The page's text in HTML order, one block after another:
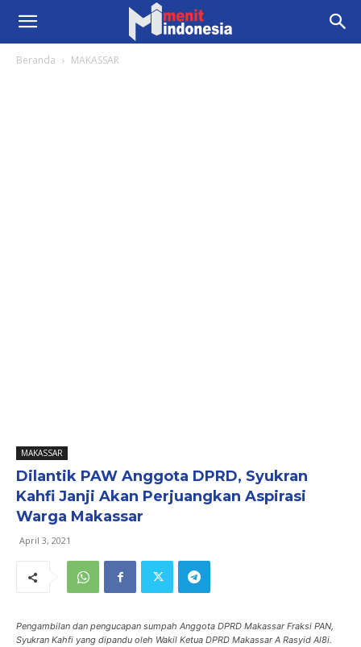
Beranda MAKASSAR
MAKASSAR
Dilantik PAW Anggota DPRD, Syukran
Kahfi Janji Akan Perjuangkan Aspirasi
Warga Makassar
April 3, 2021
Pengambilan dan pengucapan sumpah Anggota DPRD Makassar Fraksi PAN,
Syukran Kahfi yang dipandu oleh Wakil Ketua DPRD Makassar A Rasyid Al8i.